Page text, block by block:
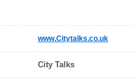
www.Citytalks.co.uk
City Talks